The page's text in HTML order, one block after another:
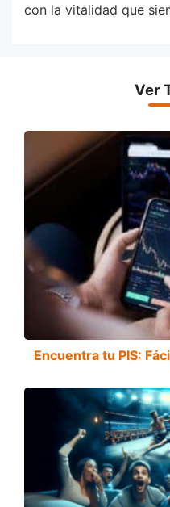
con la vitalidad que
Ver
Encuentra tu PIS: